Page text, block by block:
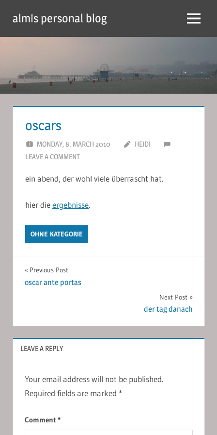
content
almis personal blog Menu
oscars
MONDAY, 8. MARCH 2010
HEIDI
LEAVE A COMMENT
ein abend, der wohl viele überrascht hat.
hier dieergebnisse.
OHNE KATEGORIE
Post
navigation
Previous Post
oscar ante portas
Next Post
der tag danach
LEAVE A REPLY
Your email address will not be published.
Required fields are marked *
Comment *